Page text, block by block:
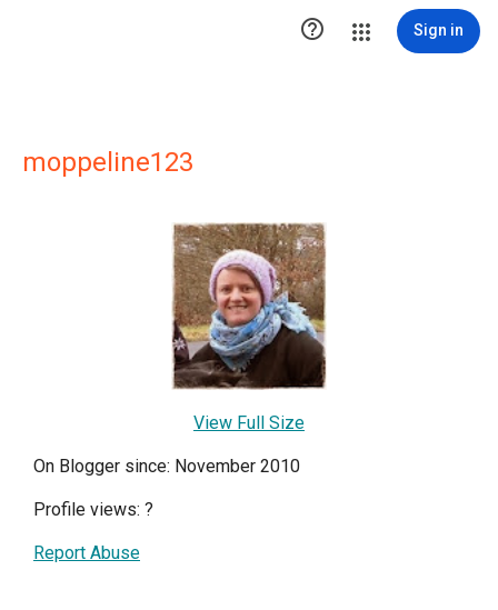
 Sign in
moppeline123
View Full Size
On Blogger since: November 2010
Profile views: ?
Report Abuse